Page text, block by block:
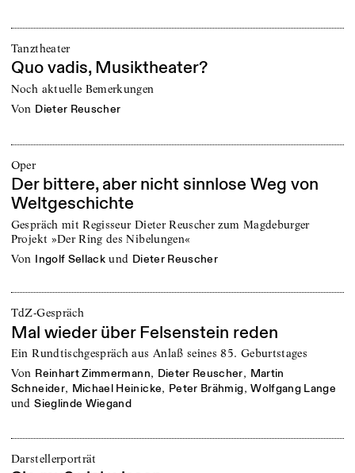
Tanztheater
Quo vadis, Musiktheater?
Noch aktuelle Bemerkungen
von Dieter Reuscher
Oper
Der bittere, aber nicht sinnlose Weg von
Weltgeschichte
Gespräch mit Regisseur Dieter Reuscher zum Magdeburger
Projekt »Der Ring des Nibelungen«
von Ingolf Sellack und Dieter Reuscher
TdZ-Gespräch
Mal wieder über Felsenstein reden
Ein Rundtischgespräch aus Anlaß seines 85. Geburtstages
von Reinhart Zimmermann, Dieter Reuscher, Martin
Schneider, Michael Heinicke, Peter Brähmig,Wolfgang Lange
und Sieglinde Wiegand
Darstellerporträt